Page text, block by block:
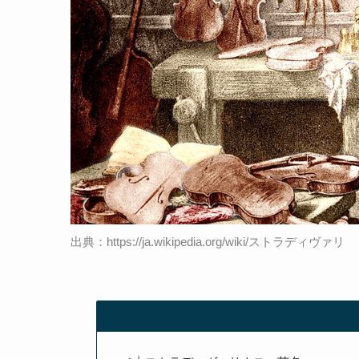
出典：https://ja.wikipedia.org/wiki/ストラディヴァリ